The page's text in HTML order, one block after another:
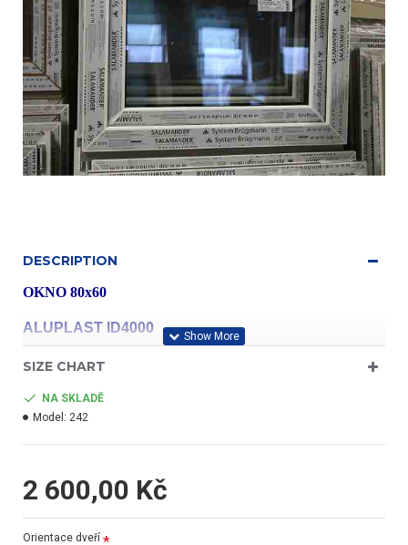
DESCRIPTION
OKNO 80x60
ALUPLAST ID4000
profil třídy "A"
- jednokřídlé
SIZE CHART
NA SKLADĚ
Model: 242
2 600,00 Kč
Orientace dveří